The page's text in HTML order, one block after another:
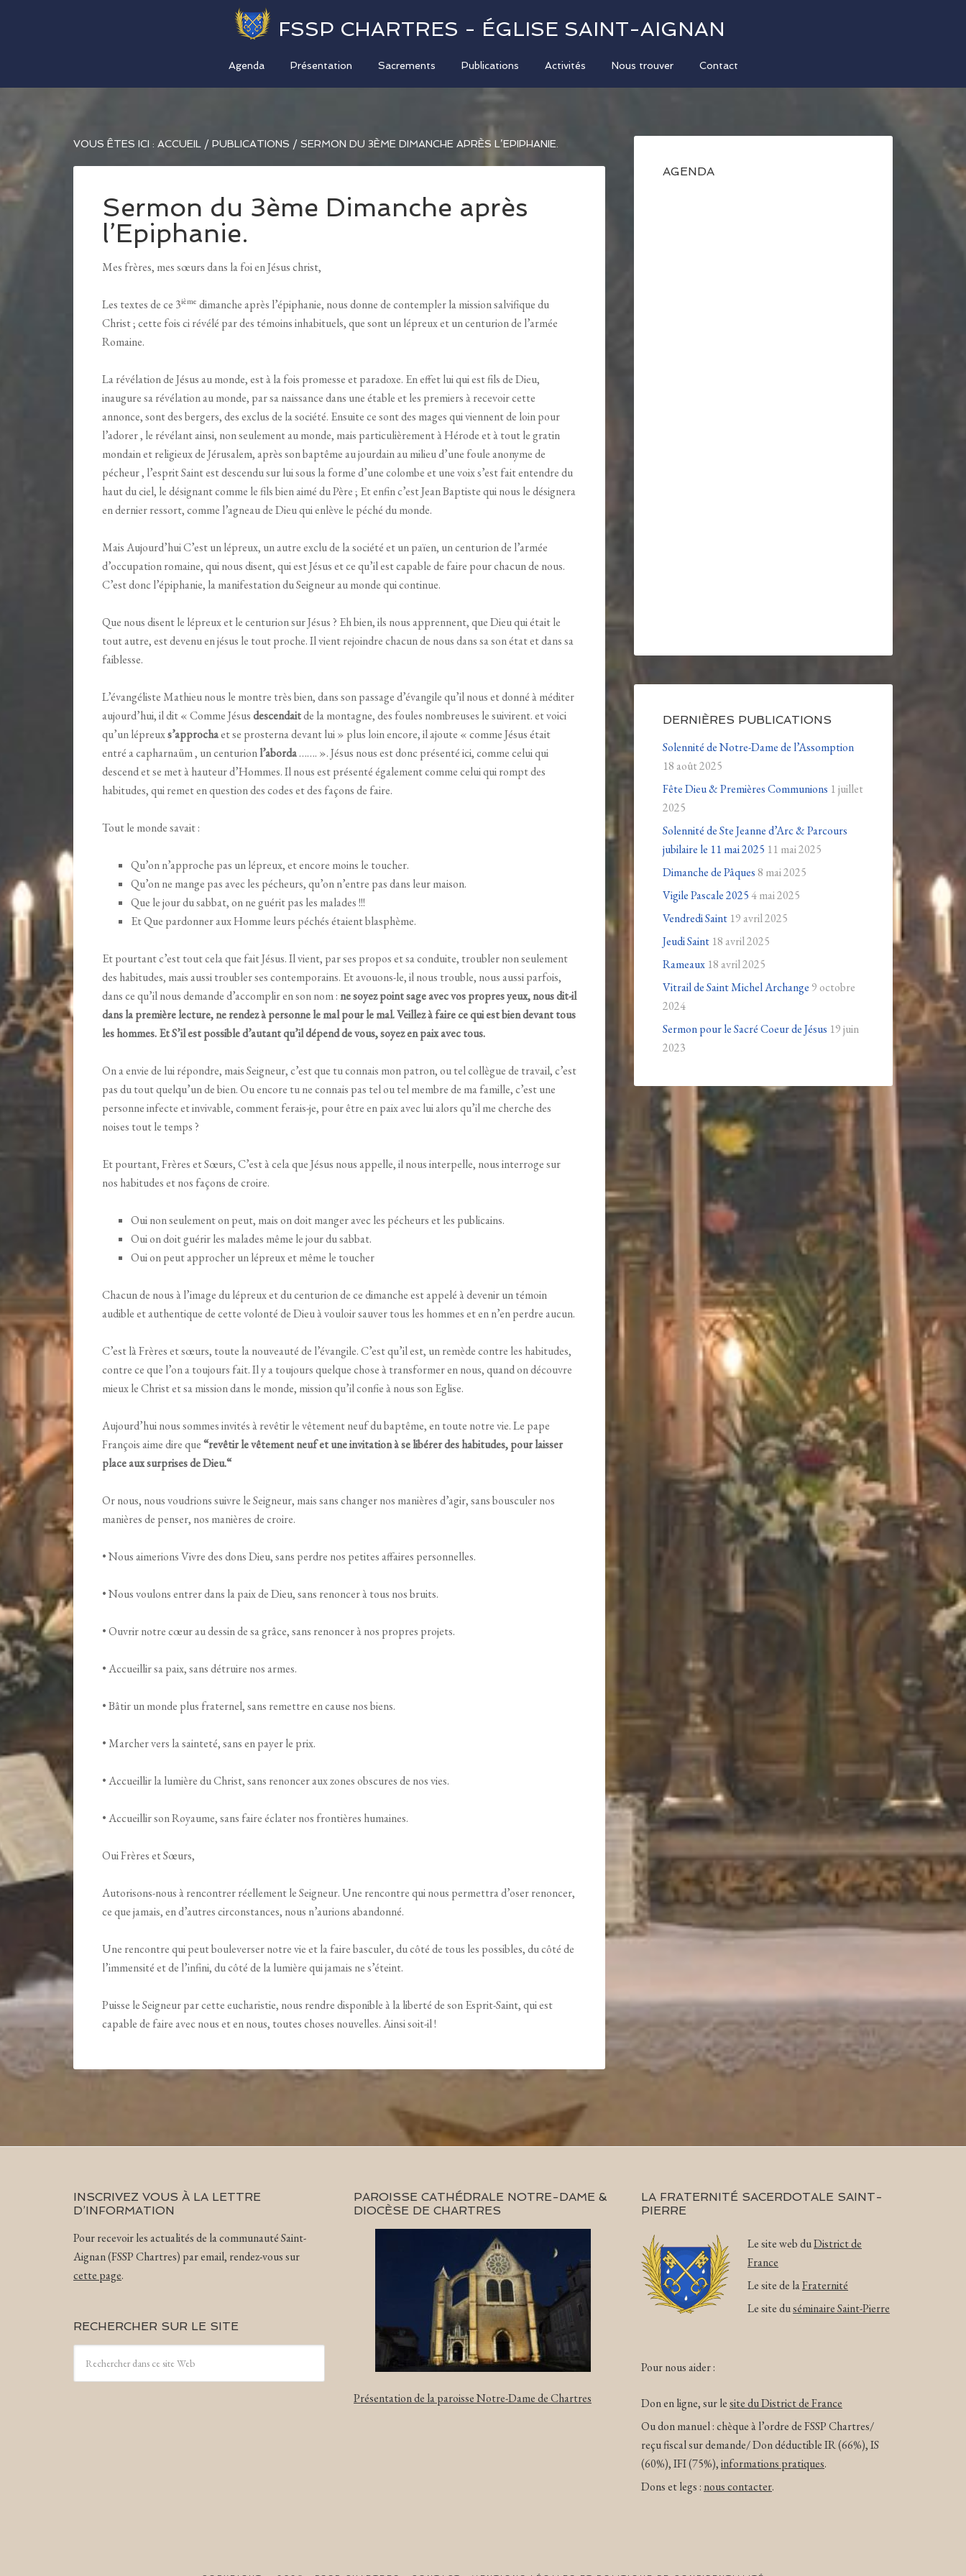
FSSP CHARTRES - ÉGLISE SAINT-AIGNAN
Agenda Présentation Sacrements Publications Activités Nous trouver Contact
VOUS ÊTES ICI : ACCUEIL / PUBLICATIONS / SERMON DU 3ÈME DIMANCHE APRÈS L’EPIPHANIE.
Sermon du 3ème Dimanche après
l’Epiphanie.
Mes frères, mes sœurs dans la foi en Jésus christ,
Les textes de ce 3ième dimanche après l’épiphanie, nous donne de contempler la mission salvifique du
Christ ; cette fois ci révélé par des témoins inhabituels, que sont un lépreux et un centurion de l’armée
Romaine.
La révélation de Jésus au monde, est à la fois promesse et paradoxe. En effet lui qui est fils de Dieu,
inaugure sa révélation au monde, par sa naissance dans une étable et les premiers à recevoir cette
annonce, sont des bergers, des exclus de la société. Ensuite ce sont des mages qui viennent de loin pour
l’adorer , le révélant ainsi, non seulement au monde, mais particulièrement à Hérode et à tout le gratin
mondain et religieux de Jérusalem, après son baptême au jourdain au milieu d’une foule anonyme de
pécheur , l’esprit Saint est descendu sur lui sous la forme d’une colombe et une voix s’est fait entendre du
haut du ciel, le désignant comme le fils bien aimé du Père ; Et enfin c’est Jean Baptiste qui nous le désignera
en dernier ressort, comme l’agneau de Dieu qui enlève le péché du monde.
Mais Aujourd’hui C’est un lépreux, un autre exclu de la société et un païen, un centurion de l’armée
d’occupation romaine, qui nous disent, qui est Jésus et ce qu’il est capable de faire pour chacun de nous.
C’est donc l’épiphanie, la manifestation du Seigneur au monde qui continue.
Que nous disent le lépreux et le centurion sur Jésus ? Eh bien, ils nous apprennent, que Dieu qui était le
tout autre, est devenu en jésus le tout proche. Il vient rejoindre chacun de nous dans sa son état et dans sa
faiblesse.
L’évangéliste Mathieu nous le montre très bien, dans son passage d’évangile qu’il nous et donné à méditer
aujourd’hui, il dit « Comme Jésusdescendaitde la montagne, des foules nombreuses le suivirent. et voici
qu’un lépreuxs’approchaet se prosterna devant lui » plus loin encore, il ajoute « comme Jésus était
entré a capharnaüm , un centurionl’aborda……. ». Jésus nous est donc présenté ici, comme celui qui
descend et se met à hauteur d’Hommes. Il nous est présenté également comme celui qui rompt des
habitudes, qui remet en question des codes et des façons de faire.
Tout le monde savait :
Qu’on n’approche pas un lépreux, et encore moins le toucher.
Qu’on ne mange pas avec les pécheurs, qu’on n’entre pas dans leur maison.
Que le jour du sabbat, on ne guérit pas les malades !!!
Et Que pardonner aux Homme leurs péchés étaient blasphème.
Et pourtant c’est tout cela que fait Jésus. Il vient, par ses propos et sa conduite, troubler non seulement
des habitudes, mais aussi troubler ses contemporains. Et avouons-le, il nous trouble, nous aussi parfois,
dans ce qu’il nous demande d’accomplir en son nom :ne soyez point sage avec vos propres yeux, nous dit-il
dans la première lecture, ne rendez à personne le mal pour le mal. Veillez à faire ce qui est bien devant tous
les hommes. Et S’il est possible d’autant qu’il dépend de vous, soyez en paix avec tous.
On a envie de lui répondre, mais Seigneur, c’est que tu connais mon patron, ou tel collègue de travail, c’est
pas du tout quelqu’un de bien. Ou encore tu ne connais pas tel ou tel membre de ma famille, c’est une
personne infecte et invivable, comment ferais-je, pour être en paix avec lui alors qu’il me cherche des
noises tout le temps ?
Et pourtant, Frères et Sœurs, C’est à cela que Jésus nous appelle, il nous interpelle, nous interroge sur
nos habitudes et nos façons de croire.
Oui non seulement on peut, mais on doit manger avec les pécheurs et les publicains.
Oui on doit guérir les malades même le jour du sabbat.
Oui on peut approcher un lépreux et même le toucher
Chacun de nous à l’image du lépreux et du centurion de ce dimanche est appelé à devenir un témoin
audible et authentique de cette volonté de Dieu à vouloir sauver tous les hommes et en n’en perdre aucun.
C’est là Frères et sœurs, toute la nouveauté de l’évangile. C’est qu’il est, un remède contre les habitudes,
contre ce que l’on a toujours fait. Il y a toujours quelque chose à transformer en nous, quand on découvre
mieux le Christ et sa mission dans le monde, mission qu’il confie à nous son Eglise.
Aujourd’hui nous sommes invités à revêtir le vêtement neuf du baptême, en toute notre vie. Le pape
François aime dire que“revêtir le vêtement neuf et une invitation à se libérer des habitudes, pour laisser
place aux surprises de Dieu.“
Or nous, nous voudrions suivre le Seigneur, mais sans changer nos manières d’agir, sans bousculer nos
manières de penser, nos manières de croire.
• Nous aimerions Vivre des dons Dieu, sans perdre nos petites affaires personnelles.
• Nous voulons entrer dans la paix de Dieu, sans renoncer à tous nos bruits.
• Ouvrir notre cœur au dessin de sa grâce, sans renoncer à nos propres projets.
• Accueillir sa paix, sans détruire nos armes.
• Bâtir un monde plus fraternel, sans remettre en cause nos biens.
• Marcher vers la sainteté, sans en payer le prix.
• Accueillir la lumière du Christ, sans renoncer aux zones obscures de nos vies.
• Accueillir son Royaume, sans faire éclater nos frontières humaines.
Oui Frères et Sœurs,
Autorisons-nous à rencontrer réellement le Seigneur. Une rencontre qui nous permettra d’oser renoncer,
ce que jamais, en d’autres circonstances, nous n’aurions abandonné.
Une rencontre qui peut bouleverser notre vie et la faire basculer, du côté de tous les possibles, du côté de
l’immensité et de l’infini, du côté de la lumière qui jamais ne s’éteint.
Puisse le Seigneur par cette eucharistie, nous rendre disponible à la liberté de son Esprit-Saint, qui est
capable de faire avec nous et en nous, toutes choses nouvelles. Ainsi soit-il !
AGENDA
DERNIÈRES PUBLICATIONS
Solennité de Notre-Dame de l’Assomption
18 août 2025
Fête Dieu & Premières Communions 1 juillet
2025
Solennité de Ste Jeanne d’Arc & Parcours
jubilaire le 11 mai 2025 11 mai 2025
Dimanche de Pâques 8 mai 2025
Vigile Pascale 20254 mai 2025
Vendredi Saint 19 avril 2025
Jeudi Saint 18 avril 2025
Rameaux 18 avril 2025
Vitrail de Saint Michel Archange 9 octobre
2024
Sermon pour le Sacré Coeur de Jésus 19 juin
2023
INSCRIVEZ VOUS À LA LETTRE
D’INFORMATION
Pour recevoir les actualités de la communauté Saint-
Aignan (FSSP Chartres) par email, rendez-vous sur
cette page.
RECHERCHER SUR LE SITE
PAROISSE CATHÉDRALE NOTRE-DAME &
DIOCÈSE DE CHARTRES
Présentation de la paroisse Notre-Dame de Chartres
LA FRATERNITÉ SACERDOTALE SAINT-
PIERRE
Le site web duDistrict de
France
Le site de laFraternité
Le site duséminaire Saint-Pierre
Pour nous aider :
Don en ligne, sur lesite du District de France
Ou don manuel : chèque à l’ordre de FSSP Chartres/
reçu fiscal sur demande/ Don déductible IR (66%), IS
(60%), IFI (75%),informations pratiques.
Dons et legs : nous contacter.